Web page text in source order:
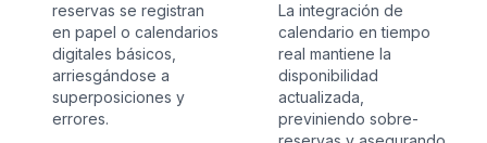
reservas se registran
en papel o calendarios
digitales básicos,
arriesgándose a
superposiciones y
errores.
La integración de
calendario en tiempo
real mantiene la
disponibilidad
actualizada,
previniendo sobre-